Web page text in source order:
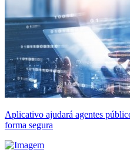
Aplicativo ajudará agentes
forma segura